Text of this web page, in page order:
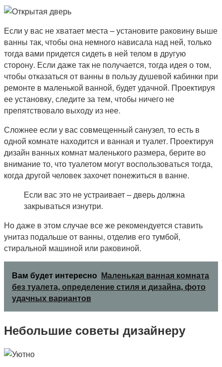
Если у вас не хватает места – установите раковину выше
ванны так, чтобы она немного нависала над ней, только
тогда вами придется сидеть в ней телом в другую
сторону. Если даже так не получается, тогда идея о том,
чтобы отказаться от ванны в пользу душевой кабинки при
ремонте в маленькой ванной, будет удачной. Проектируя
ее установку, следите за тем, чтобы ничего не
препятствовало выходу из нее.
Сложнее если у вас совмещенный санузел, то есть в
одной комнате находится и ванная и туалет. Проектируя
дизайн ванных комнат маленького размера, берите во
внимание то, что туалетом могут воспользоваться тогда,
когда другой человек захочет понежиться в ванне.
Если вас это не устраивает – дверь должна
закрываться изнутри.
Но даже в этом случае все же рекомендуется ставить
унитаз подальше от ванны, отделив его тумбой,
стиральной машиной или раковиной.
Вам будет интересно Маленькая ванная комната
без туалета, определение стиля и дизайна, фото
удачных вариантов
Небольшие советы дизайнеру